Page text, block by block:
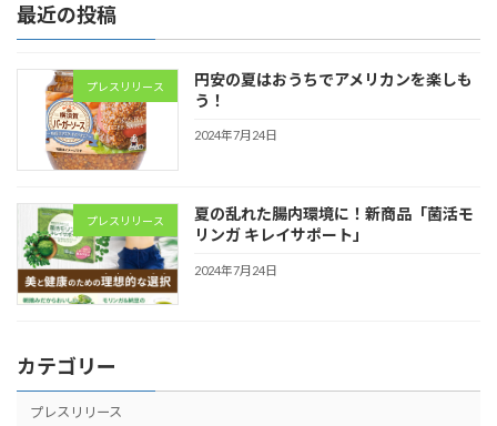
最近の投稿
プレスリリース
円安の夏はおうちでアメリカンを楽しも
う！
2024年7月24日
プレスリリース
夏の乱れた腸内環境に！新商品「菌活モ
リンガ キレイサポート」
2024年7月24日
カテゴリー
プレスリリース